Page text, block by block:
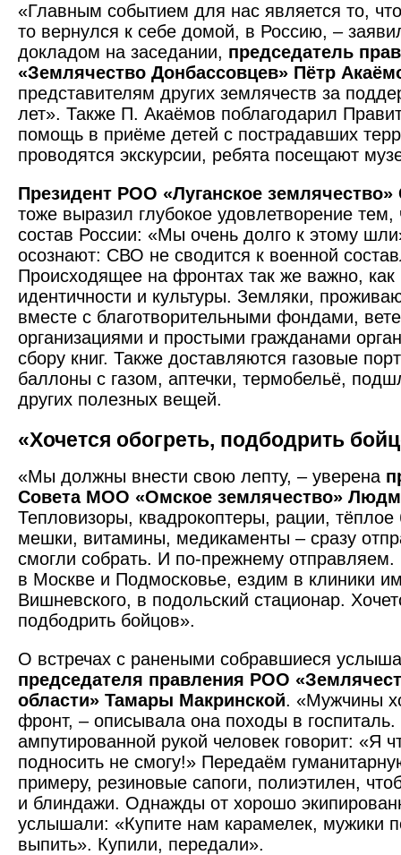
«Главным событием для нас является то,
то вернулся к себе домой, в Россию, –
докладом на заседании, председатель
«Землячество Донбассовцев» Пётр
представителям других землячеств за
лет». Также П. Акаёмов поблагодарил
помощь в приёме детей с пострадавших
проводятся экскурсии, ребята посещают
Президент РОО «Луганское землячество»
тоже выразил глубокое удовлетворение
состав России: «Мы очень долго к этому
осознают: СВО не сводится к военной
Происходящее на фронтах так же важно, как
идентичности и культуры. Земляки,
вместе с благотворительными фондами,
организациями и простыми гражданами
сбору книг. Также доставляются газовые
баллоны с газом, аптечки, термобельё,
других полезных вещей.
«Хочется обогреть, подбодрить
«Мы должны внести свою лепту, – уверена
Совета МОО «Омское землячество»
Тепловизоры, квадрокоптеры, рации,
мешки, витамины, медикаменты – сразу
смогли собрать. И по-преж­нему
в Москве и Подмосковье, ездим в клиники
Вишнев­ского, в подольский стационар.
подбодрить бойцов».
О встречах с ранеными собравшиеся
председателя правления РОО
области» Тамары Макринской. «Мужчины
фронт, – описывала она походы в
ампутированной рукой человек говорит: «Я
подносить не смогу!» Передаём
примеру, резиновые сапоги, полиэтилен,
и блиндажи. Однажды от хорошо
услышали: «Купите нам карамелек, мужики
выпить». Купили, передали».